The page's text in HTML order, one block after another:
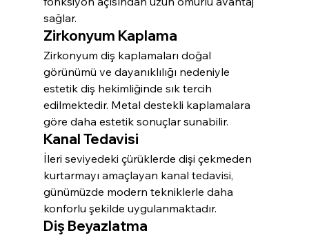
sağlar.
Zirkonyum Kaplama
Zirkonyum diş kaplamaları doğal
görünümü ve dayanıklılığı nedeniyle
estetik diş hekimliğinde sık tercih
edilmektedir. Metal destekli kaplamalara
göre daha estetik sonuçlar sunabilir.
Kanal Tedavisi
İleri seviyedeki çürüklerde dişi çekmeden
kurtarmayı amaçlayan kanal tedavisi,
günümüzde modern tekniklerle daha
konforlu şekilde uygulanmaktadır.
Diş Beyazlatma